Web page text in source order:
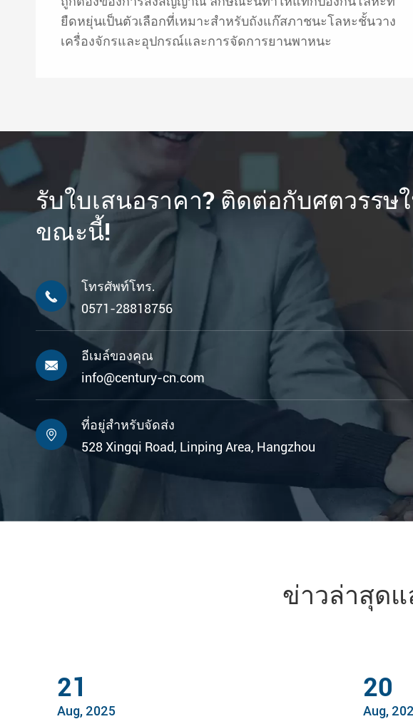
ยืดหยุ่นเป็นตัวเลือกที่เหมาะสำหรับถังแก๊สภาชนะโลหะชั้นวาง
เครื่องจักรและอุปกรณ์และการจัดการยานพาหนะ
รับใบเสนอราคา? ติดต่อกับศตวรรษ
ขณะนี้!

โทรศัพท์โทร.
0571-28818756

อีเมล์ของคุณ
info@century-cn.com

ที่อยู่สำหรับจัดส่ง
528 Xingqi Road, Linping Area, Hangzhou
ข่าวล่าสุดแ
21
Aug, 2025
20
Aug,